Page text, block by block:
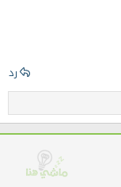
رد